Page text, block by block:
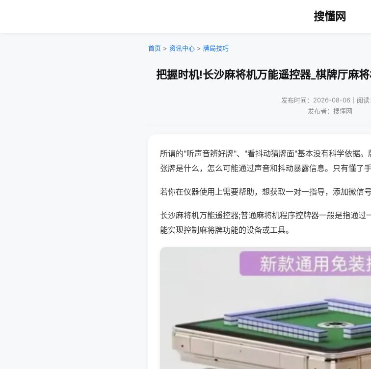
搜懂网
首页 > 资讯中心 > 牌局技巧
把握时机!长沙麻将机万能遥控器_棋牌厅麻
发布时间：2026-08-06｜阅读
发布者：搜懂网
所谓的"听声音辨好牌"、"看抖动猜牌面"基本没有科学依据
张牌是什么，怎么可能通过声音和抖动暴露信息。只有懂了
若你在仪器使用上需要帮助，想获取一对一指导，添加微信
长沙麻将机万能遥控器;普通麻将机程序控牌器一般是指通
能实现控制麻将牌功能的设备或工具。